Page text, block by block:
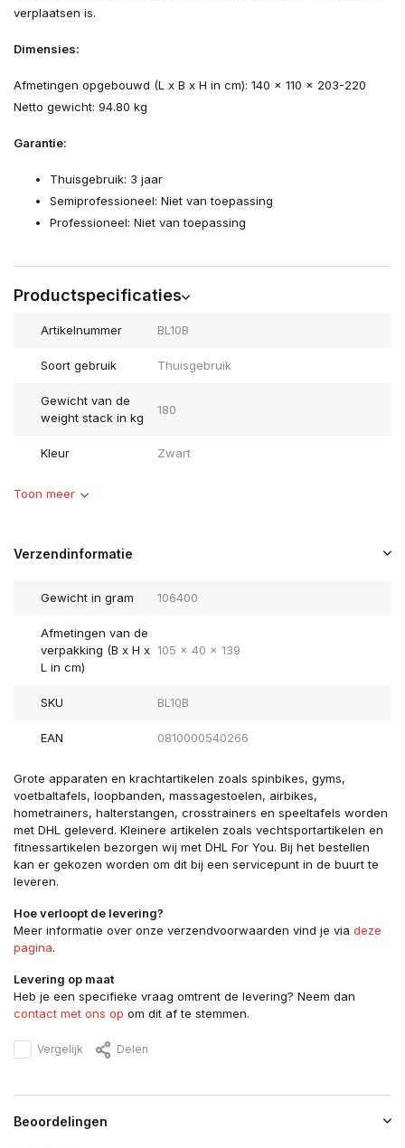
verplaatsen is.
Dimensies:
Afmetingen opgebouwd (L x B x H in cm): 140 x 110 x 203-220
Netto gewicht: 94.80 kg
Garantie:
Thuisgebruik: 3 jaar
Semiprofessioneel: Niet van toepassing
Professioneel: Niet van toepassing
Productspecificaties
Artikelnummer BL10B
Soort gebruik Thuisgebruik
Gewicht van de
weight stack in kg
180
Kleur Zwart
Toon meer
Verzendinformatie
Gewicht in gram 106400
Afmetingen van de
verpakking (B x H x
L in cm)
105 x 40 x 139
SKU BL10B
EAN 0810000540266
Grote apparaten en krachtartikelen zoals spinbikes, gyms,
voetbaltafels, loopbanden, massagestoelen, airbikes,
hometrainers, halterstangen, crosstrainers en speeltafels worden
met DHL geleverd. Kleinere artikelen zoals vechtsportartikelen en
fitnessartikelen bezorgen wij met DHL For You. Bij het bestellen
kan er gekozen worden om dit bij een servicepunt in de buurt te
leveren.
Hoe verloopt de levering?
Meer informatie over onze verzendvoorwaarden vind je via deze
pagina.
Levering op maat
Heb je een specifieke vraag omtrent de levering? Neem dan
contact met ons op om dit af te stemmen.
Vergelijk Delen
Beoordelingen